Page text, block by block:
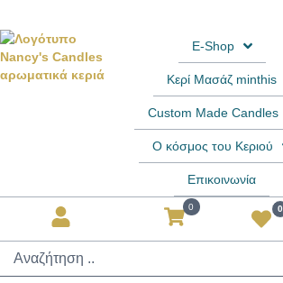
E-Shop
Κερί Μασάζ minthis
Custom Made Candles
Ο κόσμος του Κεριού
Επικοινωνία
0 0